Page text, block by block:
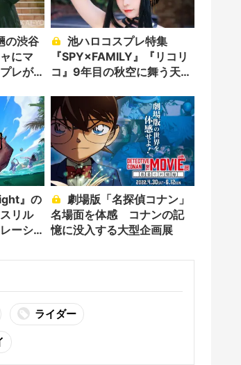
にマ
レが
『SPY×FAMILY』『リコリ
コ』9年目の秋空に舞う天使
リル
ーシ
名場面を体感 コナンの記
憶に没入する大型企画展
ライダー